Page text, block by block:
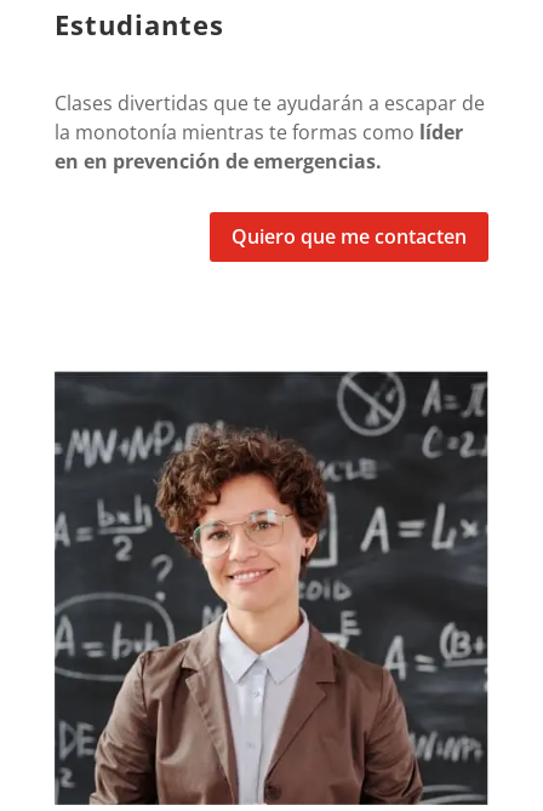
Estudiantes
Clases divertidas que te ayudarán a escapar de
la monotonía mientras te formas como líder
en en prevención de emergencias.
Quiero que me contacten